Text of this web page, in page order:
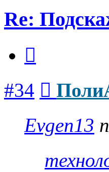
Re:
#34
Evgen13